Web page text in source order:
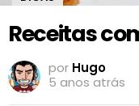
Receitas
por Hugo
5 anos atrás